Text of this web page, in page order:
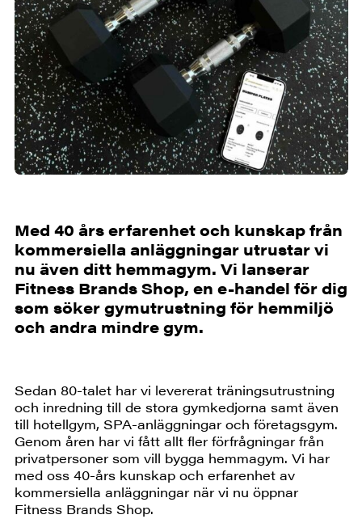
Med 40 års erfarenhet och kunskap från
kommersiella anläggningar utrustar vi
nu även ditt hemmagym. Vi lanserar
Fitness Brands Shop, en e-handel för dig
som söker gymutrustning för hemmiljö
och andra mindre gym.
Sedan 80-talet har vi levererat träningsutrustning
och inredning till de stora gymkedjorna samt även
till hotellgym, SPA-anläggningar och företagsgym.
Genom åren har vi fått allt fler förfrågningar från
privatpersoner som vill bygga hemmagym. Vi har
med oss 40-års kunskap och erfarenhet av
kommersiella anläggningar när vi nu öppnar
Fitness Brands Shop.